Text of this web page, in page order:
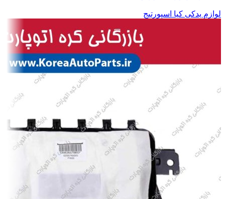
لوازم یدکی کیا اسپورتیج